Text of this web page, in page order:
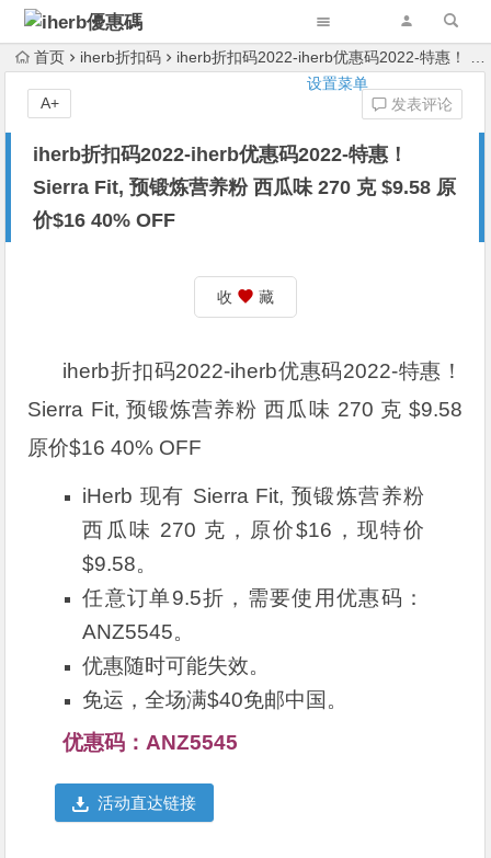
设置菜单
首页 iherb折扣码 iherb折扣码2022-iherb优惠码2022-特惠！ Sierra Fit, 预锻炼营养粉 西瓜味 270 克 $9.58 原价$16 40% OFF
iherb折扣码2022-iherb优惠码2022-特惠！
Sierra Fit, 预锻炼营养粉 西瓜味 270 克 $9.58 原
价$16 40% OFF
发表评论
A+
收 藏
iherb折扣码2022-iherb优惠码2022-特惠！
Sierra Fit, 预锻炼营养粉 西瓜味 270 克 $9.58
原价$16 40% OFF
iHerb 现有 Sierra Fit, 预锻炼营养粉
西瓜味 270 克，原价$16，现特价
$9.58。
任意订单9.5折，需要使用优惠码：
ANZ5545。
优惠随时可能失效。
免运，全场满$40免邮中国。
优惠码：ANZ5545
活动直达链接